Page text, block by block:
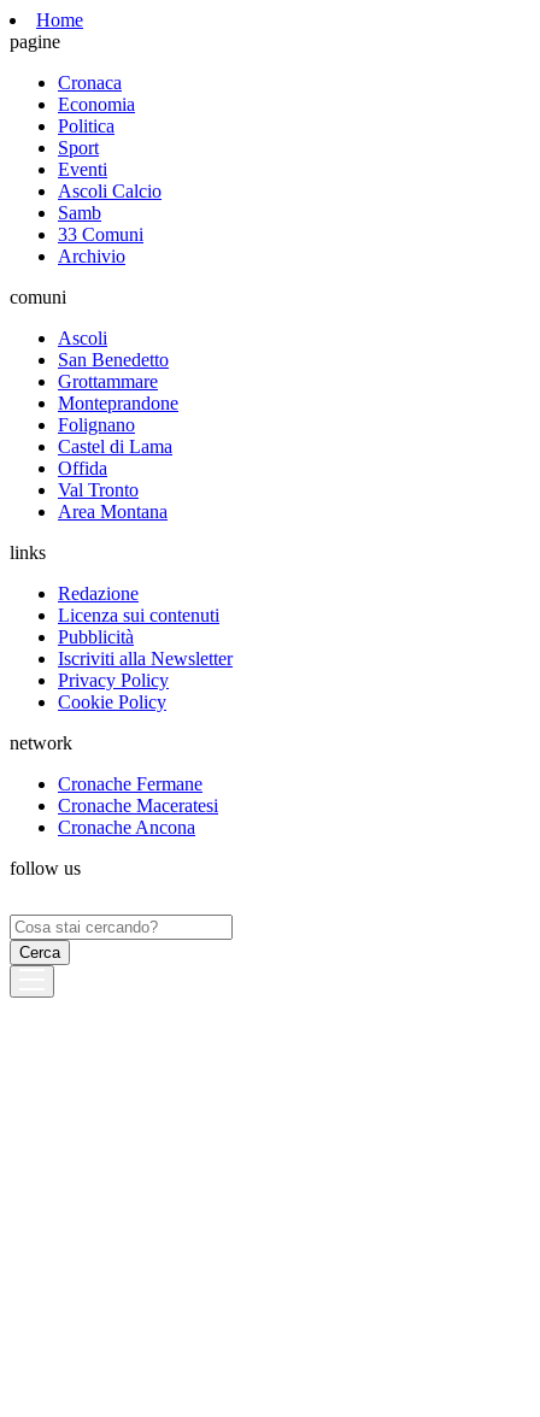
Home
pagine
Cronaca
Economia
Politica
Sport
Eventi
Ascoli Calcio
Samb
33 Comuni
Archivio
comuni
Ascoli
San Benedetto
Grottammare
Monteprandone
Folignano
Castel di Lama
Offida
Val Tronto
Area Montana
links
Redazione
Licenza sui contenuti
Pubblicità
Iscriviti alla Newsletter
Privacy Policy
Cookie Policy
network
Cronache Fermane
Cronache Maceratesi
Cronache Ancona
follow us
Ricerca
per: